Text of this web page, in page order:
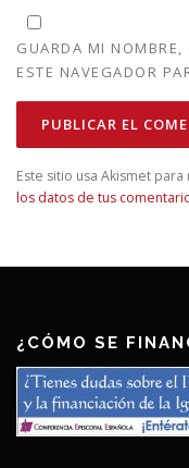
GUARDA MI NOMBRE,
ESTE NAVEGADOR
Este sitio usa Akismet
los datos de tus
¿CÓMO SE